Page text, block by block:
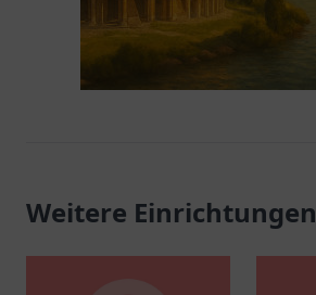
Weitere Einrichtungen